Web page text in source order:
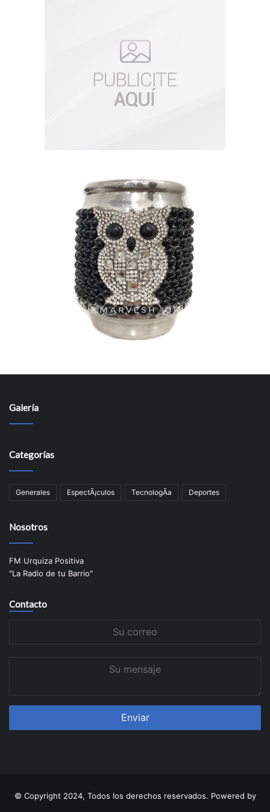
Galería
Categorías
Generales EspectÃ¡culos TecnologÃ­a Deportes
Nosotros
FM Urquiza Positiva
"La Radio de tu Barrio"
Contacto
© Copyright 2024, Todos los derechos reservados. Powered by